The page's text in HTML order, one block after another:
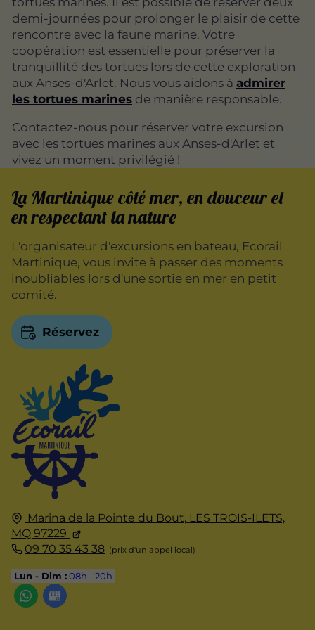
demi-journées pour prolonger le plaisir de cette
rencontre avec la faune marine. Votre
coopération est essentielle pour préserver la
tranquillité des tortues lors de cette exploration
aux Anses-d'Arlet. Nous vous aidons à admirer
les tortues marines de manière responsable.
Contactez-nous pour réserver votre excursion
avec les tortues marines aux Anses-d'Arlet et
vivez un moment privilégié !
Marina de la Pointe du Bout, LES TROIS-ILETS,
MQ 97229
09 70 35 43 38
Lun - Dim :08h - 20h
La Martinique côté mer, en douceur et
en respectant la nature
L'organisateur d'excursions en bateau, Ecorail
Martinique, vous invite à passer des moments
inoubliables lors d'une sortie en mer en petit
comité.
Réservez